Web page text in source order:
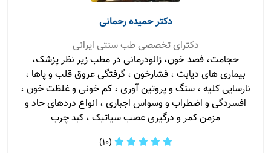
دکتر حمیده رحمانی
دکترای تخصصی طب سنتی ایرانی
حجامت، فصد خون، زالودرمانی در مطب زیر نظر پزشک،
بیماری های دیابت ، فشارخون ، گرفتگی عروق قلب و پاها ،
نارسایی کلیه ، سنگ و پروتین آوری ، کم خونی و غلظت خون ،
افسردگی و اضطراب و وسواس اجباری ، انواع دردهای حاد و
مزمن کمر و درگیری عصب سیاتیک ، کبد چرب
(10)